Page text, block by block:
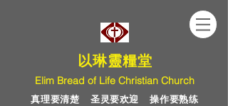
以琳靈糧堂
Elim Bread of Life Christian Church
真理要清楚 圣灵要欢迎 操作要熟练